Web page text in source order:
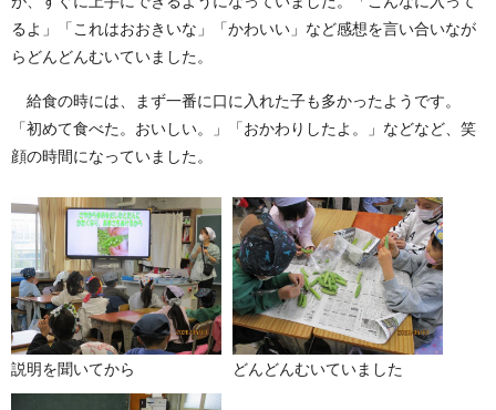
るよ」「これはおおきいな」「かわいい」など感想を言い合いなが
らどんどんむいていました。
給食の時には、まず一番に口に入れた子も多かったようです。
「初めて食べた。おいしい。」「おかわりしたよ。」などなど、笑
顔の時間になっていました。
説明を聞いてから どんどんむいていました